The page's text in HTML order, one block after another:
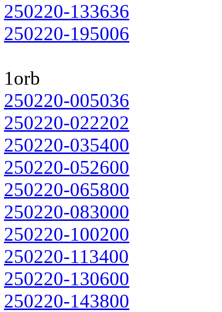
250220-133636
250220-195006
1orb
250220-005036
250220-022202
250220-035400
250220-052600
250220-065800
250220-083000
250220-100200
250220-113400
250220-130600
250220-143800